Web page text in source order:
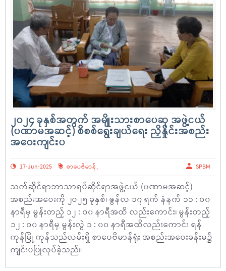
၂၀၂၄ ခုနှစ်အတွက် အမျိုးသားစာပေဆု အဖွဲ့ငယ်
(ပဏာမအဆင့်) စိစစ်ရွေးချယ်ရေး ညှိနှိုင်းအစည်း
အဝေးကျင်းပ
17-Jun-2025 စာပေဗိမာန်, SPBM
သက်ဆိုင်ရာဘာသာရပ်ဆိုင်ရာအဖွဲ့ငယ် (ပဏာမအဆင့်)
အစည်းအဝေးကို ၂ဝ၂၅ ခုနှစ်၊ ဇွန်လ ၁၇ ရက် နံနက် ၁၁ : ၀၀
နာရီမှ မွန်းတည့် ၁၂ : ၀၀ နာရီအထိ လည်းကောင်း၊ မွန်းတည့်
၁၂ : ၀၀ နာရီမှ မွန်းလွဲ ၁ : ၀၀ နာရီအထိလည်းကောင်း ရန်
ကုန်မြို့ ကုန်သည်လမ်းရှိ စာပေဗိမာန်ရုံး အစည်းအဝေးခန်းမ၌
ကျင်းပပြုလုပ်ခဲ့သည်။